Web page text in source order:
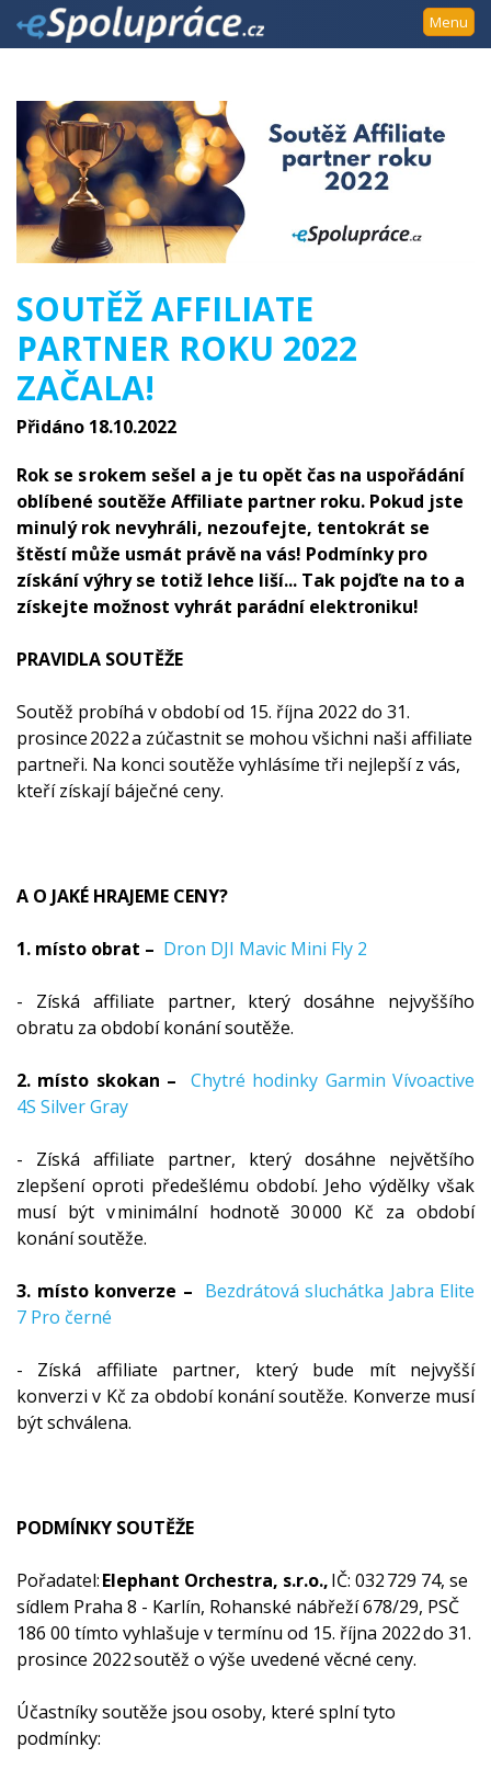
Přejít
k
na
obsah
Přejít
k
postrannímu
sloupci
zkratky
Menu
SOUTĚŽ AFFILIATE
PARTNER ROKU 2022
ZAČALA!
Přidáno 18.10.2022
Rok se s rokem sešel a je tu opět čas na uspořádání
oblíbené soutěže Affiliate partner roku. Pokud jste
minulý rok nevyhráli, nezoufejte, tentokrát se
štěstí může usmát právě na vás! Podmínky pro
získání výhry se totiž lehce liší... Tak pojďte na to a
získejte možnost vyhrát parádní elektroniku!
PRAVIDLA SOUTĚŽE
Soutěž probíhá v období od 15. října 2022 do 31.
prosince 2022 a zúčastnit se mohou všichni naši affiliate
partneři. Na konci soutěže vyhlásíme tři nejlepší z vás,
kteří získají báječné ceny.
A O JAKÉ HRAJEME CENY?
1. místo obrat – Dron DJI Mavic Mini Fly 2
- Získá affiliate partner, který dosáhne nejvyššího
obratu za období konání soutěže.
2. místo skokan – Chytré hodinky Garmin Vívoactive
4S Silver Gray
- Získá affiliate partner, který dosáhne největšího
zlepšení oproti předešlému období. Jeho výdělky však
musí být v minimální hodnotě 30 000 Kč za období
konání soutěže.
3. místo konverze – Bezdrátová sluchátka Jabra Elite
7 Pro černé
- Získá affiliate partner, který bude mít nejvyšší
konverzi v Kč za období konání soutěže. Konverze musí
být schválena.
PODMÍNKY SOUTĚŽE
Pořadatel:Elephant Orchestra, s.r.o.,IČ: 032 729 74, se
sídlem Praha 8 - Karlín, Rohanské nábřeží 678/29, PSČ
186 00 tímto vyhlašuje v termínu od 15. října 2022 do 31.
prosince 2022 soutěž o výše uvedené věcné ceny.
Účastníky soutěže jsou osoby, které splní tyto
podmínky: